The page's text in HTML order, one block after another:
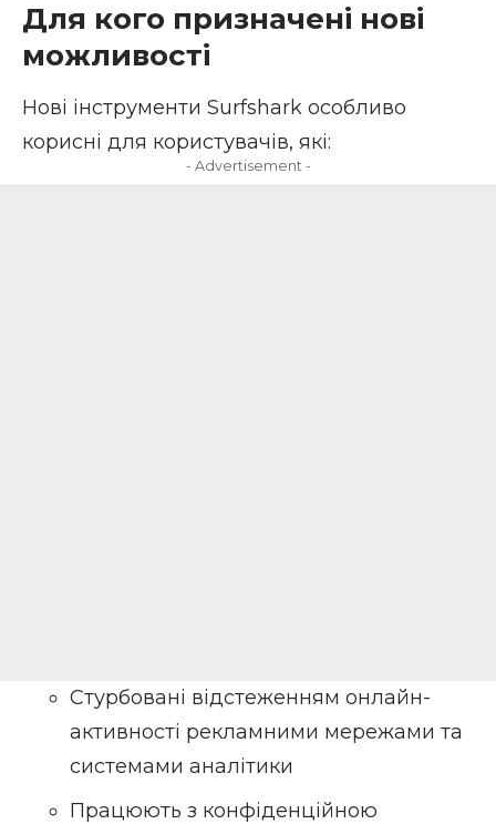
Для кого призначені нові
можливості
Нові інструменти Surfshark особливо
корисні для користувачів, які:
- Advertisement -
Стурбовані відстеженням онлайн-
активності рекламними мережами та
системами аналітики
Працюють з конфіденційною